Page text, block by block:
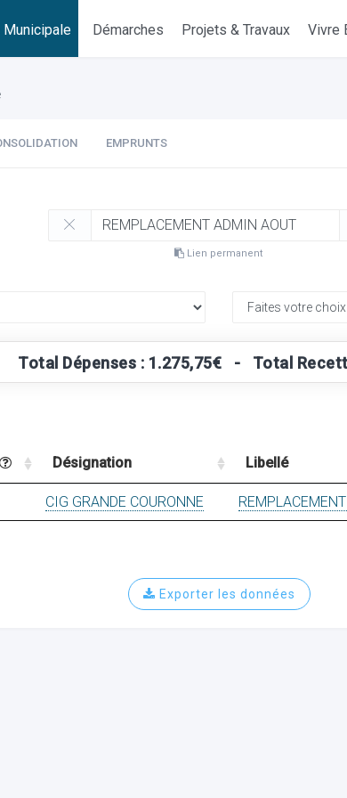
Municipale Démarches Projets & Travaux Vivre
EMPRUNTS
Lien permanent
Total Dépenses : 1.275,75€ - Total
Désignation Libellé
CIG GRANDE COURONNE
Exporter les données